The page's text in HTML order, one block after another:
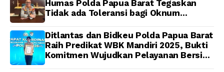
Pelaksanaan
Dijadwalkan Kamis
Humas Polda Papua Barat Tegaskan
Tidak ada Toleransi bagi Oknum
Ditlantas dan Bidkeu Polda Papua Barat
Raih Predikat WBK Mandiri 2025, Bukti
Komitmen Wujudkan Pelayanan Bersih